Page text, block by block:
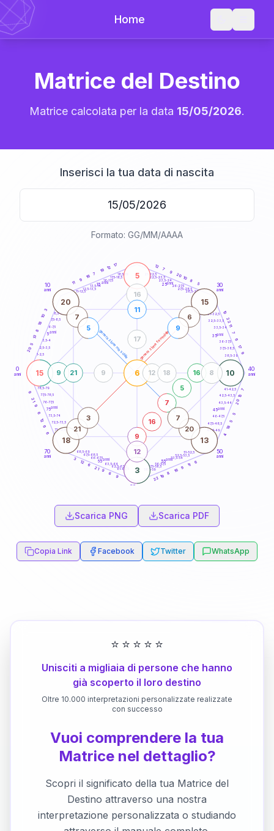
Home
Matrice del Destino
Matrice calcolata per la data 15/05/2026.
Inserisci la tua data di nascita
Formato: GG/MM/AAAA
generazione maschile generazione femminile
0
anni
10
anni
30
anni
40
anni
50
anni
60
70
anni
1-2,5
2,5-3,5
3,5-4
6-7,5
7,5-8,5
8,5-9
11-12,5
12,5-13,5
13,5-14
16-17,5
17,5-18,5
18,5-19
21-22,5
22,5-23,5
23,5-24
26-27,5
27,5-28,5
28,5-29
31-32,5
32,5-33,5
33,5-34
36-37,5
37,5-38,5
38,5-39
41-42,5
42,5-43,5
43,5-44
46-47,5
47,5-48,5
48,5-49
51-52,5
52,5-53,5
53,5-54
56-57,5
57,5-58,5
58,5-59
61-62,5
62,5-63,5
63,5-64
66-67,5
67,5-68,5
68,5-69
71-72,5
72,5-73,5
73,5-74
76-77,5
77,5-78,5
78,5-79
20
5
13
8
18
10
3
11
9
16 7
19
12 17 12 7
9
20 10 8
5
10
22
11
7
6
17
9
7
15
20
5
5
18
4
6
11
9
16
8
19
22
9
6
9
21
6
12
3
6
6
12
6
9
21
9
15
5
10
3
6
20 15
18 13
9
16
7
5
16
9
16
8
12
21
11
12 18
9
17
7
5
6
9
21
3
20
7
5anni
15 anni 25anni
35anni
45anni
55anni
65anni
75anni
Scarica PNG Scarica PDF
Copia Link Facebook Twitter WhatsApp
⭐ ⭐ ⭐ ⭐ ⭐
Unisciti a migliaia di persone che hanno
già scoperto il loro destino
Oltre 10.000 interpretazioni personalizzate realizzate
con successo
Vuoi comprendere la tua
Matrice nel dettaglio?
Scopri il significato della tua Matrice del
Destino attraverso una nostra
interpretazione personalizzata o studiando